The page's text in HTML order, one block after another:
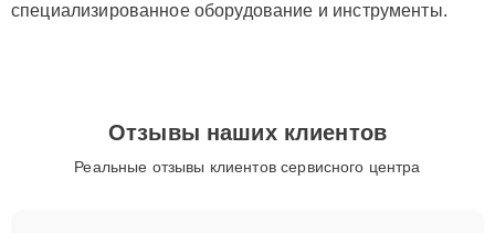
специализированное оборудование и инструменты.
Отзывы наших клиентов
Реальные отзывы клиентов сервисного центра